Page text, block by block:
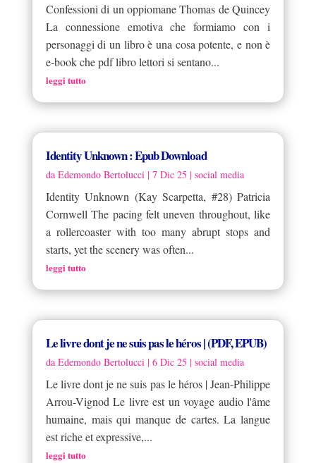
Confessioni di un oppiomane Thomas de Quincey
La connessione emotiva che formiamo con i
personaggi di un libro è una cosa potente, e non è
e-book che pdf libro lettori si sentano...
leggi tutto
Identity Unknown : Epub Download
da Edemondo Bertolucci| 7 Dic 25 | social media
Identity Unknown (Kay Scarpetta, #28) Patricia
Cornwell The pacing felt uneven throughout, like
a rollercoaster with too many abrupt stops and
starts, yet the scenery was often...
leggi tutto
Le livre dont je ne suis pas le héros | (PDF, EPUB)
da Edemondo Bertolucci| 6 Dic 25 | social media
Le livre dont je ne suis pas le héros | Jean-Philippe
Arrou-Vignod Le livre est un voyage audio l'âme
humaine, mais qui manque de cartes. La langue
est riche et expressive,...
leggi tutto